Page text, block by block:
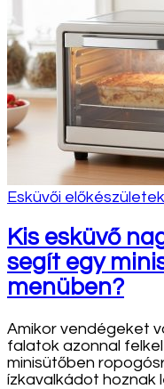
Esküvői előkészületek
Kis esküvő
segít egy
menüben?
Amikor vendégeket
falatok azonnal
minisütőben
ízkavalkádot hoznak